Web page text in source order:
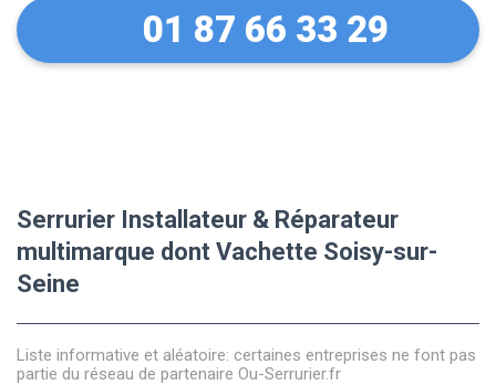
01 87 66 33 29
Serrurier Installateur & Réparateur
multimarque dont Vachette Soisy-sur-
Seine
Liste informative et aléatoire: certaines entreprises ne font pas
partie du réseau de partenaire Ou-Serrurier.fr